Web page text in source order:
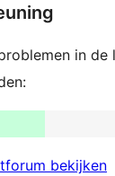
in de
bekijken